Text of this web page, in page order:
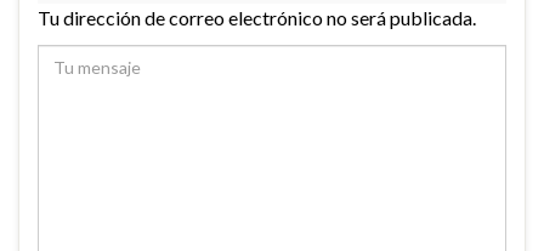
Tu dirección de correo electrónico no será publicada.